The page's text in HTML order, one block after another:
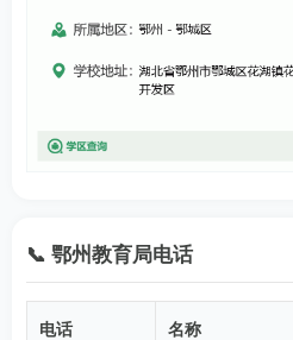
📞 鄂州教育局电话
电话 名称